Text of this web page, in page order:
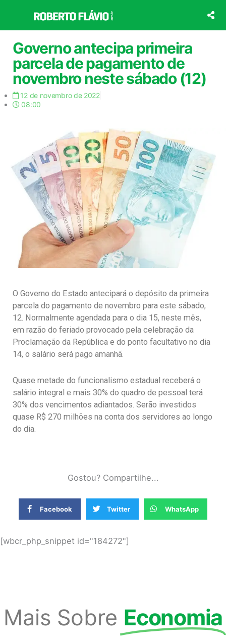
o
conteúdo
Governo antecipa primeira
parcela de pagamento de
novembro neste sábado (12)
12 de novembro de 2022
08:00
O Governo do Estado antecipará o depósito da primeira
parcela do pagamento de novembro para este sábado,
12. Normalmente agendada para o dia 15, neste mês,
em razão do feriado provocado pela celebração da
Proclamação da República e do ponto facultativo no dia
14, o salário será pago amanhã.
Quase metade do funcionalismo estadual receberá o
salário integral e mais 30% do quadro de pessoal terá
30% dos vencimentos adiantados. Serão investidos
quase R$ 270 milhões na conta dos servidores ao longo
do dia.
Gostou? Compartilhe...
Facebook Twitter WhatsApp
[wbcr_php_snippet id="184272"]
Mais Sobre Economia